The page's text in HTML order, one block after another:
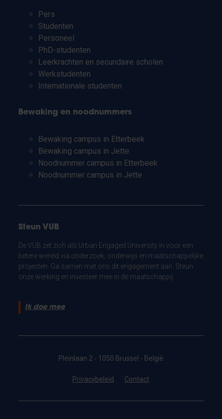
Pers
Studenten
Personeel
PhD-studenten
Leerkrachten en secundaire scholen
Werkstudenten
Internationale studenten
Bewaking en noodnummers
Bewaking campus in Etterbeek
Bewaking campus in Jette
Noodnummer campus in Etterbeek
Noodnummer campus in Jette
Steun VUB
De VUB zet zich als Urban Engaged University in voor een
betere wereld via onderzoek, onderwijs en maatschappelijke
projecten. Ga samen met ons dit engagement aan. Steun
onze werking en investeer mee in de maatschappij.
Ik doe mee
Pleinlaan 2 - 1050 Brussel - België
Privacybeleid Contact